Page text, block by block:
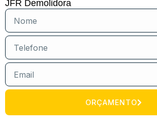
JFR Demolidora
ORÇAMENTO